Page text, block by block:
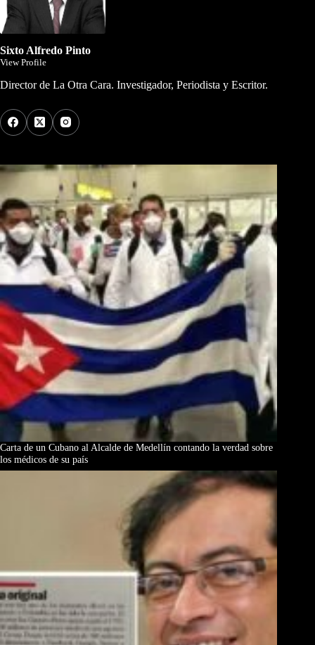
Sixto Alfredo Pinto
View Profile
Director de La Otra Cara. Investigador, Periodista y Escritor.
Carta de un Cubano al Alcalde de Medellín contando la verdad sobre
los médicos de su país